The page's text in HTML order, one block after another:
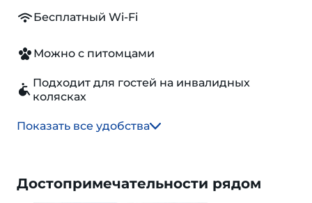
Бесплатный Wi-Fi
Можно с питомцами
Подходит для гостей на инвалидных
колясках
Показать все удобства
Достопримечательности рядом